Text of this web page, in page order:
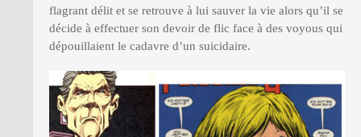
flagrant délit et se retrouve à lui sauver la vie alors qu’il se
décide à effectuer son devoir de flic face à des voyous qui
dépouillaient le cadavre d’un suicidaire.